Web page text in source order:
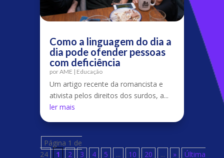
Como a linguagem do dia a
dia pode ofender pessoas
com deficiência
porAME | Educação
Um artigo recente da romancista e
ativista pelos direitos dos surdos, a...
ler mais
Página 1 de
24
1 2 3 4 5 ... 10 20 ... » Última